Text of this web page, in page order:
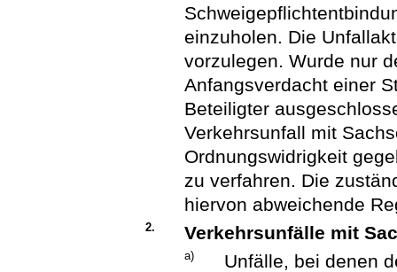
einzuholen. Die
vorzulegen. Wurde nur
Anfangsverdacht einer
Beteiligter
Verkehrsunfall mit
Ordnungswidrigkeit
zu verfahren. Die
hiervon abweichende
2. Verkehrsunfälle mit
a)
Unfälle, bei denen